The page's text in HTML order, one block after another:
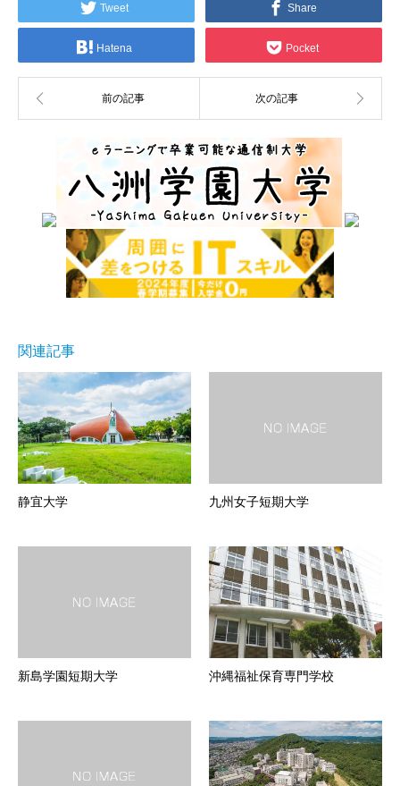
Tweet Share
Hatena Pocket
関連記事
静宜大学 九州女子短期大学
新島学園短期大学 沖縄福祉保育専門学校